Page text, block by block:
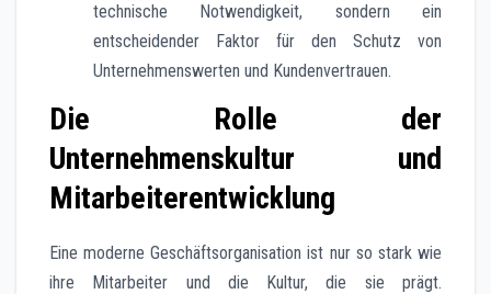
technische Notwendigkeit, sondern ein
entscheidender Faktor für den Schutz von
Unternehmenswerten und Kundenvertrauen.
Die Rolle der
Unternehmenskultur und
Mitarbeiterentwicklung
Eine moderne Geschäftsorganisation ist nur so stark wie
ihre Mitarbeiter und die Kultur, die sie prägt.